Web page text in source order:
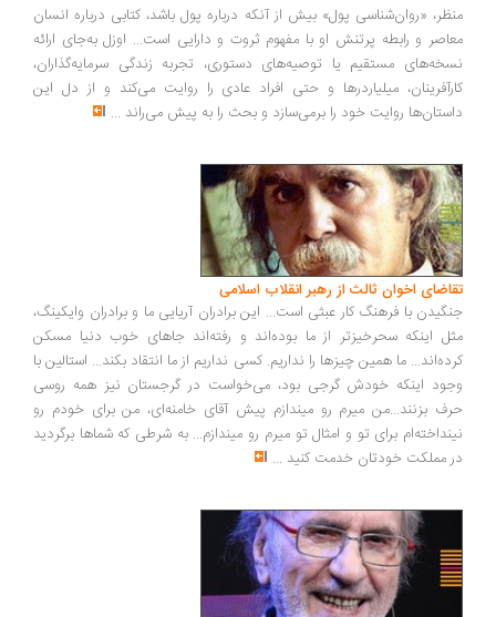
«روان‌شناسی پول» بیش از آنکه درباره پول باشد، کتابی درباره انسان
و رابطه پرتنش او با مفهوم ثروت و دارایی است... اوزل به‌جای ارائه
مستقیم یا توصیه‌های دستوری، تجربه زندگی سرمایه‌گذاران،
میلیاردرها و حتی افراد عادی را روایت می‌کند و از دل این
روایت خود را برمی‌سازد و بحث را به پیش می‌راند ...
اخوان ثالث از رهبر انقلاب اسلامی
با فرهنگ کار عبثی است... این برادران آریایی ما و برادران وایکینگ،
اینکه سحرخیزتر از ما بوده‌اند و رفته‌اند جاهای خوب دنیا مسکن
ما همین چیزها را نداریم. کسی نداریم از ما انتقاد بکند... استالین با
اینکه خودش گرجی بود، می‌خواست در گرجستان نیز همه روسی
بزنند...من میرم رو میندازم پیش آقای خامنه‌ای، من برای خودم رو
برای تو و امثال تو میرم رو میندازم... به شرطی که شماها برگردید
مملکت خودتان خدمت کنید...